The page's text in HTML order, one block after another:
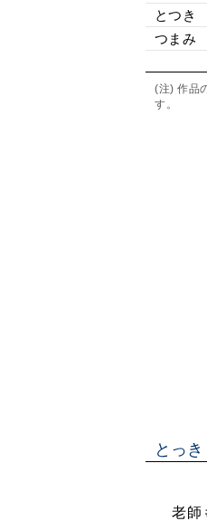
とつき
つまみ
(注) 作品
す。
とっき
老師